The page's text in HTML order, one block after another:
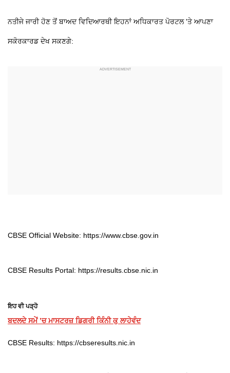
ਨਤੀਜੇ ਜਾਰੀ ਹੋਣ ਤੋਂ ਬਾਅਦ ਵਿਦਿਆਰਥੀ ਇਹਨਾਂ ਅਧਿਕਾਰਤ ਪੋਰਟਲ 'ਤੇ ਆਪਣਾ
ਸਕੋਰਕਾਰਡ ਦੇਖ ਸਕਣਗੇ:
CBSE Official Website: https://www.cbse.gov.in
CBSE Results Portal: https://results.cbse.nic.in
ਇਹ ਵੀ ਪੜ੍ਹੋ
ਬਦਲਦੇ ਸਮੇਂ ’ਚ ਮਾਸਟਰਜ਼ ਡਿਗਰੀ ਕਿੰਨੀ ਕੁ ਲਾਹੇਵੰਦ
CBSE Results: https://cbseresults.nic.in